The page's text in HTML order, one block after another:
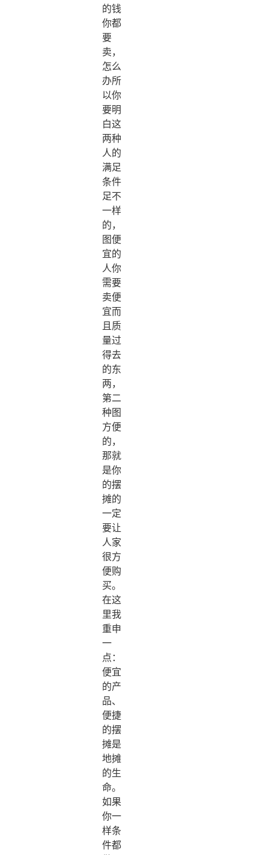
的钱
你都
要
卖，
怎么
办所
以你
要明
白这
两种
人的
满足
条件
足不
一样
的，
图便
宜的
人你
需要
卖便
宜而
且质
量过
得去
的东
两，
第二
种图
方便
的，
那就
是你
的摆
摊的
一定
要让
人家
很方
便购
买。
在这
里我
重申
一
点：
便宜
的产
品、
便捷
的摆
摊是
地摊
的生
命。
如果
你一
样条
件都